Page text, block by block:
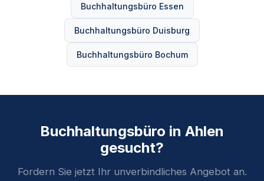
Buchhaltungsbüro Essen
Buchhaltungsbüro Duisburg
Buchhaltungsbüro Bochum
Buchhaltungsbüro in Ahlen
gesucht?
Fordern Sie jetzt Ihr unverbindliches Angebot an.